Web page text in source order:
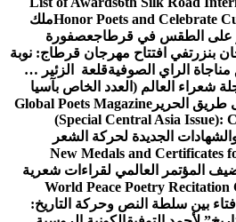
Honor Poets and Celebrateملك
على الطقس في قرطاجعصفورة
بنزرتفي افتتاح مهرجان قرطاج: نوبة
الراي الصوفيةقلعة الزئير …
شعراء العالم (العدد الخاص بآسيا
الحرير Global Poets Magazine
(Special Central Asia Issue):
الجديدة لحركة الشعر
New Medals and Certificates
المؤتمر العالمي لقراءات شعرية
World Peace Poetry Recitation
بين سلطة النص وحركة التاريخ: